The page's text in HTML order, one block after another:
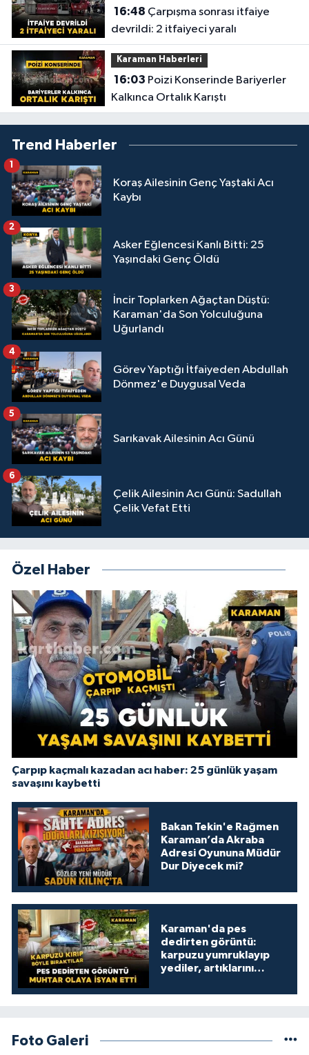
16:48
devrildi: 2 itfaiyeci yaralı
Karaman Haberleri
16:03
Kalkınca Ortalık Karıştı
Trend Haberler
Koraş Ailesinin Genç Yaştaki Acı
Kaybı
1
Asker Eğlencesi Kanlı Bitti: 25
Yaşındaki Genç Öldü
2
İncir Toplarken Ağaçtan Düştü:
Karaman'da Son Yolculuğuna
Uğurlandı
3
Görev Yaptığı İtfaiyeden Abdullah
Dönmez'e Duygusal Veda
4
Sarıkavak Ailesinin Acı Günü
5
Çelik Ailesinin Acı Günü: Sadullah
Çelik Vefat Etti
6
Özel Haber
Çarpıp kaçmalı kazadan acı haber: 25 günlük yaşam
savaşını kaybetti
Bakan Tekin'e Rağmen
Karaman’da Akraba
Adresi Oyununa Müdür
Dur Diyecek mi?
Karaman'da pes
dedirten görüntü:
karpuzu yumruklayıp
yediler, artıklarını
Foto Galeri